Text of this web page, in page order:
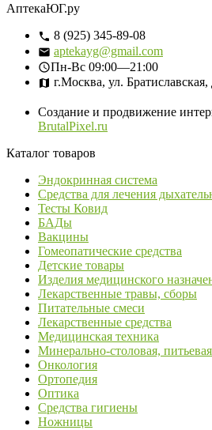
АптекаЮГ.ру
8 (925) 345-89-08
aptekayg@gmail.com
Пн-Вс 09:00—21:00
г.Москва, ул. Братиславская,
Создание и продвижение
BrutalPixel.ru
Каталог товаров
Эндокринная система
Средства для лечения
Тесты Ковид
БАДы
Вакцины
Гомеопатические средства
Детские товары
Изделия медицинского
Лекарственные травы, сборы
Питательные смеси
Лекарственные средства
Медицинская техника
Минерально-столовая,
Онкология
Ортопедия
Оптика
Средства гигиены
Ножницы